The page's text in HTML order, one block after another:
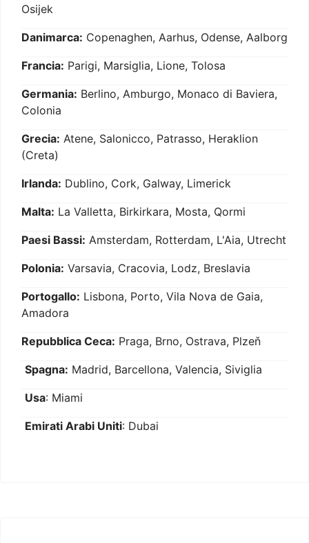
Osijek
Danimarca: Copenaghen, Aarhus, Odense, Aalborg
Francia: Parigi, Marsiglia, Lione, Tolosa
Germania: Berlino, Amburgo, Monaco di Baviera,
Colonia
Grecia: Atene, Salonicco, Patrasso, Heraklion
(Creta)
Irlanda: Dublino, Cork, Galway, Limerick
Malta: La Valletta, Birkirkara, Mosta, Qormi
Paesi Bassi: Amsterdam, Rotterdam, L'Aia, Utrecht
Polonia: Varsavia, Cracovia, Lodz, Breslavia
Portogallo: Lisbona, Porto, Vila Nova de Gaia,
Amadora
Repubblica Ceca: Praga, Brno, Ostrava, Plzeň
Spagna: Madrid, Barcellona, Valencia, Siviglia
Usa: Miami
Emirati Arabi Uniti: Dubai